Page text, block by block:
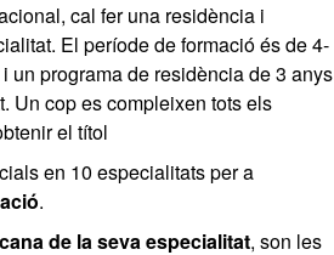
cal fer una residència i
El període de formació és de 4-
un programa de residència de 3 anys
Un cop es compleixen tots els
el títol
en 10 especialitats per a
.
de la seva especialitat, son les